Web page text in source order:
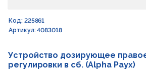
Код: 225861
Артикул: 4083018
Устройство дозирующее
регулировки в сб. (Alpha Раух)